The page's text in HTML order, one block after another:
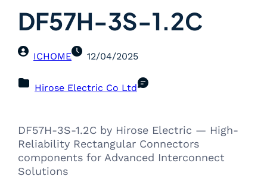
DF57H-3S-1.2C
ICHOME 12/04/2025
Hirose Electric Co Ltd
DF57H-3S-1.2C by Hirose Electric — High-
Reliability Rectangular Connectors
components for Advanced Interconnect
Solutions